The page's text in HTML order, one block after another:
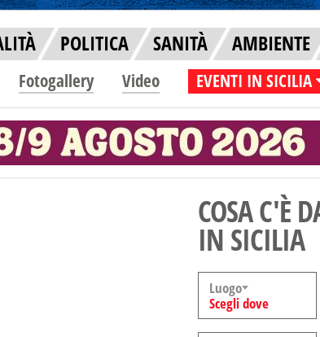
POLITICA SANITÀ AMBIENTE
Fotogallery Video EVENTI IN SICILIA
COSA C'È
IN SICILIA
Luogo
Scegli dove